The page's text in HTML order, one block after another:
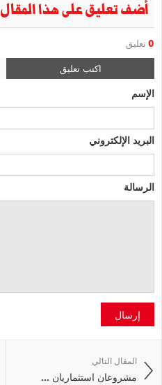
أضف تعليق على هذا المقال
0 تعليق
اكتب تعليق
الإسم
البريد الإلكتروني
الرسالة
إرسال
المقال التالي
مشروعان استثماريان ...